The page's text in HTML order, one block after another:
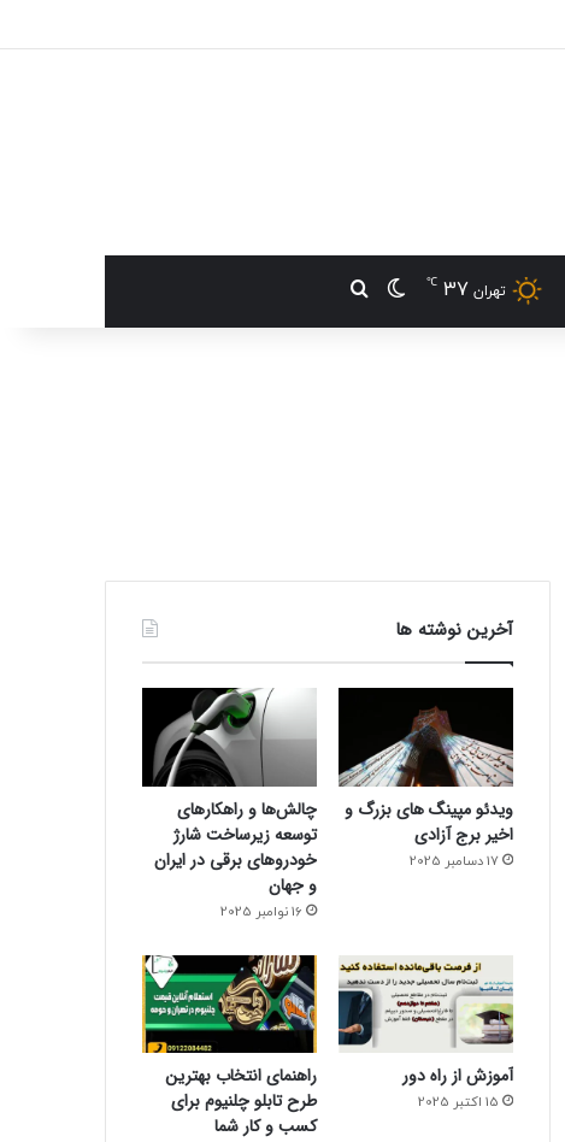
تهران 37
℃ تغییر پوسته
جستجو برای
آخرین نوشته ها
ویدئو مپینگ های بزرگ و
اخیر برج آزادی
17 دسامبر 2025
چالش‌ها و راهکارهای
توسعه زیرساخت شارژ
خودروهای برقی در ایران
و جهان
16 نوامبر 2025
آموزش از راه دور
15 اکتبر 2025
راهنمای انتخاب بهترین
طرح تابلو چلنیوم برای
کسب و کار شما